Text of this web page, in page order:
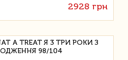
2928 грн
A TREAT Я 3 ТРИ РОКИ З
98/104